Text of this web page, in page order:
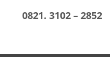
0821. 3102 – 2852